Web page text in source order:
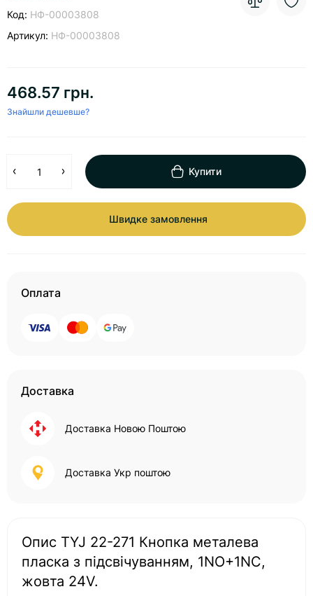
Код: НФ-00003808
Артикул: НФ-00003808
468.57 грн.
Знайшли дешевше?
Купити
Швидке замовлення
Оплата
Доставка
Доставка Новою Поштою
Доставка Укр поштою
Опис TYJ 22-271 Кнопка металева
пласка з підсвічуванням, 1NO+1NC,
жовта 24V.